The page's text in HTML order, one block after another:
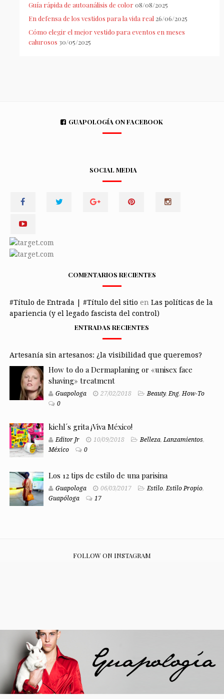
Guía rápida de autoanálisis de color 08/08/2025
En defensa de los vestidos para la vida real 26/06/2025
Cómo elegir el mejor vestido para eventos en meses
calurosos 30/05/2025
GUAPOLOGÍA ON FACEBOOK
SOCIAL MEDIA
COMENTARIOS RECIENTES
#Título de Entrada | #Título del sitio en Las políticas de la
apariencia (y el legado fascista del control)
ENTRADAS RECIENTES
Artesanía sin artesanos: ¿la visibilidad que queremos?
How to do a Dermaplaning or «unisex face
shaving» treatment
Guapologa 27/02/2018 Beauty,Eng,How-To
0
kiehl´s grita ¡Viva México!
Editor Jr 10/09/2018 Belleza,Lanzamientos,
México
0
Los 12 tips de estilo de una parisina
Guapologa 06/03/2017 Estilo,Estilo Propio,
Guapóloga
17
FOLLOW ON INSTAGRAM